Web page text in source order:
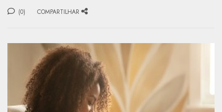
(0) COMPARTILHAR